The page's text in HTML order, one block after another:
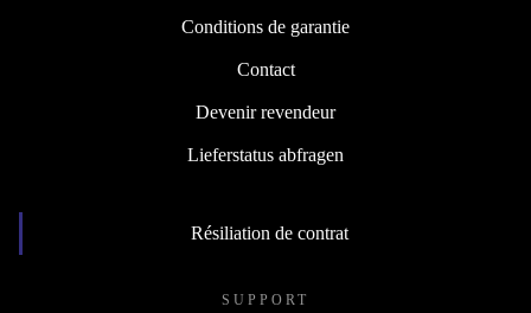
Conditions de garantie
Contact
Devenir revendeur
Lieferstatus abfragen
Résiliation de contrat
SUPPORT